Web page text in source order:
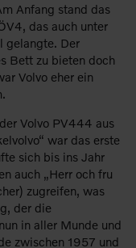
Anfang stand das
das auch unter
gelangte. Der
Bett zu bieten doch
Volvo eher ein
Volvo PV444 aus
war das erste
sich bis ins Jahr
auch „Herr och fru
zugreifen, was
der die
in aller Munde und
zwischen 1957 und